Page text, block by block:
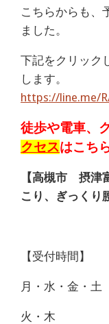
こちらからも、
ました。
下記をクリック
します。
https://line.me/
徒歩や電車、
クセスはこち
【高槻市 摂
こり、ぎっくり
【受付時間】
月・水・金・
火・木 9時